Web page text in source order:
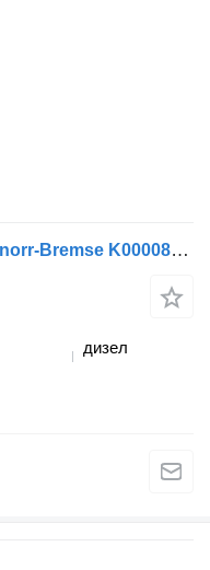
Главен вентил за сопирање Knorr-Bremse K000087 K044696 за камион Scania P,G,R,T-series (2004-2017)
дизел